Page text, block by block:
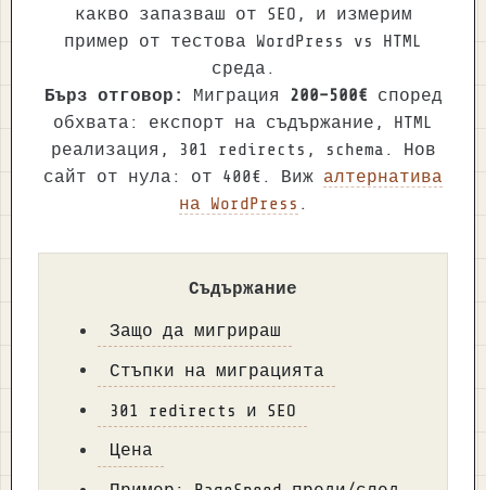
какво запазваш от SEO, и измерим
пример от тестова WordPress vs HTML
среда.
Бърз отговор:
Миграция 200–500€ според
обхвата: експорт на съдържание, HTML
реализация, 301 redirects, schema. Нов
сайт от нула: от 400€. Виж алтернатива
на WordPress .
Съдържание
Защо да мигрираш
Стъпки на миграцията
301 redirects и SEO
Цена